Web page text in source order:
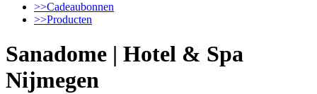
>>Cadeaubonnen
>>Producten
Sanadome | Hotel & Spa
Nijmegen